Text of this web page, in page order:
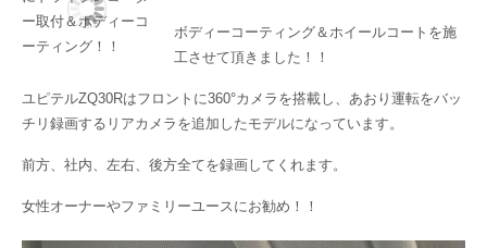
ボディーコーティング＆ホイールコートを施
工させて頂きました！！
ユピテルZQ30Rはフロントに360°カメラを搭載し、あおり運転をバッ
チリ録画するリアカメラを追加したモデルになっています。
前方、社内、左右、後方全てを録画してくれます。
女性オーナーやファミリーユースにお勧め！！